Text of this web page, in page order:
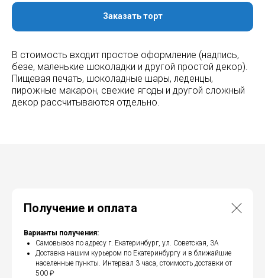
Заказать торт
В стоимость входит простое оформление (надпись,
безе, маленькие шоколадки и другой простой декор).
Пищевая печать, шоколадные шары, леденцы,
пирожные макарон, свежие ягоды и другой сложный
декор рассчитываются отдельно.
Получение и оплата
Варианты получения:
Самовывоз по адресу г. Екатеринбург, ул. Советская, 3А
Доставка нашим курьером по Екатеринбургу и в ближайшие
населенные пункты. Интервал 3 часа, стоимость доставки от
500 ₽